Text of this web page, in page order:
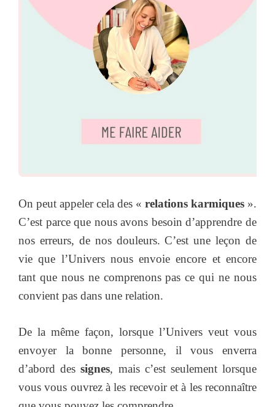
On peut appeler cela des « relations karmiques ».
C’est parce que nous avons besoin d’apprendre de
nos erreurs, de nos douleurs. C’est une leçon de
vie que l’Univers nous envoie encore et encore
tant que nous ne comprenons pas ce qui ne nous
convient pas dans une relation.
De la même façon, lorsque l’Univers veut vous
envoyer la bonne personne, il vous enverra
d’abord dessignes, mais c’est seulement lorsque
vous vous ouvrez à les recevoir et à les reconnaître